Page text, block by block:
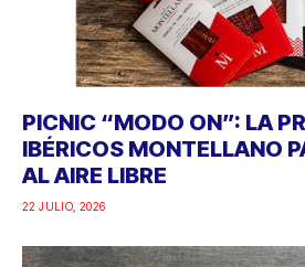
PICNIC “MODO ON”: LA
IBÉRICOS MONTELLANO
AL AIRE LIBRE
22 JULIO, 2026